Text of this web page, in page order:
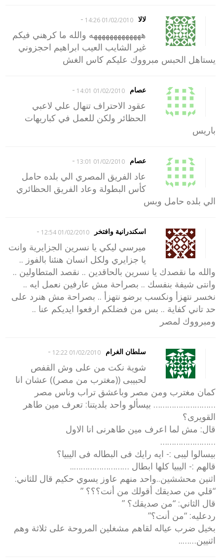
لالا 01/02/2010 14:26
-
هههههههههههههه والله ما كرهني فيكم
غير الشايب العيب ابراهيم احجزوني
يستاهل الحبس مبرووك عليكم كاس الغش
عصام 01/02/2010 14:01
-
عقود الاحتراف تنهال علي لاعبي
الحظائر ولكن للعمل في كباريهات
باريس
عصام 01/02/2010 13:01
-
عاد الفريق المصري الي بلده حامل
كأس البطولة وعاد الفريق الحظائري
الي بلده حامل وبس
اسكندرانية وافتخر 01/02/2010 12:54
-
ميرسي ليكي يا نسرين الجزايرية وانت
يا جزايري ولكل انسان هنئنا بالفوز ..
والله ما نقصدك يا نسرين بالحاقدين .. نقصد المتطاولين ..
وانتى شيفة بنفسك .. بصراحة مش عارفين نعمل ايه ..
نخسر نتهزأ ونكسب برضو نتهزأ .. بصراحة مش هنرد على
حد تاني كفاية .. بس من فضلكم ارفعوا ايديكم عنا ..
ومبرووك لمصر
سلطان الغرام 01/02/2010 12:22
-
شوية نكت من على وش القفص
لحبيبى ((مغترب من مصر)) عشان انا
كمان مغترب ومن مصر وباعشق تراب وناس مصر
……………………… بيسألو واحد بلديتنا: تعرف مين طاهر
القويرى؟
قال: مش لما اعرف مين طاهرنى انا الاول
……………………
بيسالوا ليبى :- ايه رايك فى البطاله فى اليبيا؟
قالهم :- اليبيا كلها ابطال ……………………..
اثنين محششين..واحد منهم عاوز يسوي حكيم قال للثاني:
“قلي من صديقك أقولك من أنت؟؟؟ ”
قال الثاني: “من صديقك؟ ”
ردعليه: “من أنت؟”
بخيل ضرب عياله لقاهم مشغلين المروحة على ثلاثة وهم
اثنيين……..